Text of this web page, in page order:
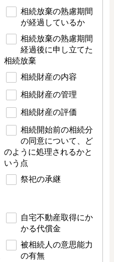
相続放棄の熟慮期間
が経過しているか
相続放棄の熟慮期間
経過後に申し立てた
相続放棄
相続財産の内容
相続財産の管理
相続財産の評価
相続開始前の相続分
の同意について、ど
のように処理されるかと
いう点
祭祀の承継
自宅不動産取得にか
かる代償金
被相続人の意思能力
の有無